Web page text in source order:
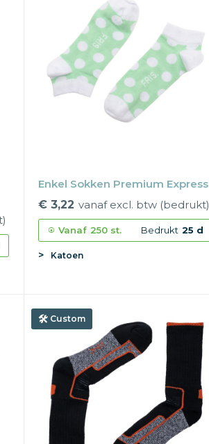
Enkel Sokken Premium Express
€ 3,22 vanaf excl. btw (bedrukt)
Vanaf 250 st. Bedrukt 25 d
Katoen
Custom